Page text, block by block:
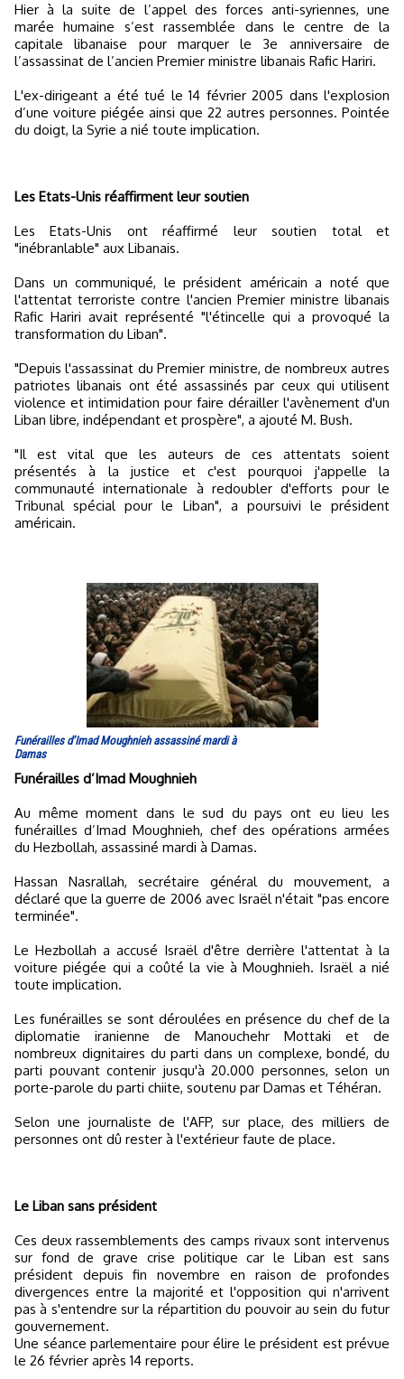
Hier à la suite de l’appel des forces anti-syriennes, une
marée humaine s’est rassemblée dans le centre de la
capitale libanaise pour marquer le 3e anniversaire de
l’assassinat de l’ancien Premier ministre libanais Rafic Hariri.
L'ex-dirigeant a été tué le 14 février 2005 dans l'explosion
d’une voiture piégée ainsi que 22 autres personnes. Pointée
du doigt, la Syrie a nié toute implication.
Les Etats-Unis réaffirment leur soutien
Les Etats-Unis ont réaffirmé leur soutien total et
"inébranlable" aux Libanais.
Dans un communiqué, le président américain a noté que
l'attentat terroriste contre l'ancien Premier ministre libanais
Rafic Hariri avait représenté "l'étincelle qui a provoqué la
transformation du Liban".
"Depuis l'assassinat du Premier ministre, de nombreux autres
patriotes libanais ont été assassinés par ceux qui utilisent
violence et intimidation pour faire dérailler l'avènement d'un
Liban libre, indépendant et prospère", a ajouté M. Bush.
"Il est vital que les auteurs de ces attentats soient
présentés à la justice et c'est pourquoi j'appelle la
communauté internationale à redoubler d'efforts pour le
Tribunal spécial pour le Liban", a poursuivi le président
américain.
Funérailles d’Imad Moughnieh assassiné mardi à
Damas
Funérailles d’Imad Moughnieh
Au même moment dans le sud du pays ont eu lieu les
funérailles d’Imad Moughnieh, chef des opérations armées
du Hezbollah, assassiné mardi à Damas.
Hassan Nasrallah, secrétaire général du mouvement, a
déclaré que la guerre de 2006 avec Israël n'était "pas encore
terminée".
Le Hezbollah a accusé Israël d'être derrière l'attentat à la
voiture piégée qui a coûté la vie à Moughnieh. Israël a nié
toute implication.
Les funérailles se sont déroulées en présence du chef de la
diplomatie iranienne de Manouchehr Mottaki et de
nombreux dignitaires du parti dans un complexe, bondé, du
parti pouvant contenir jusqu'à 20.000 personnes, selon un
porte-parole du parti chiite, soutenu par Damas et Téhéran.
Selon une journaliste de l'AFP, sur place, des milliers de
personnes ont dû rester à l'extérieur faute de place.
Le Liban sans président
Ces deux rassemblements des camps rivaux sont intervenus
sur fond de grave crise politique car le Liban est sans
président depuis fin novembre en raison de profondes
divergences entre la majorité et l'opposition qui n'arrivent
pas à s'entendre sur la répartition du pouvoir au sein du futur
gouvernement.
Une séance parlementaire pour élire le président est prévue
le 26 février après 14 reports.